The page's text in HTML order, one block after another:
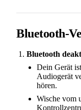
Bluetooth-
Bluetooth
Dein Gerät
Audiogerät
hören.
Wische vom